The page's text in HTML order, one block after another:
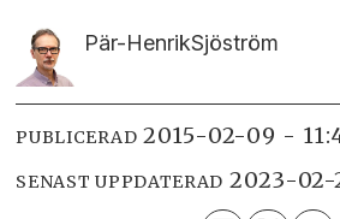
Pär-HenrikSjöström
PUBLICERAD 2015-02-09 -
SENAST UPPDATERAD 2023-